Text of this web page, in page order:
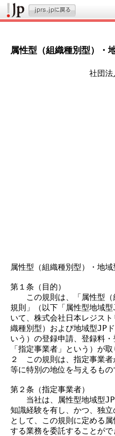
属性型（組織種別型）・
社団法人
属性型（組織種別型）・地
第１条（目的）
この規則は、「属性型（
規則」（以下「属性型地域
いて、株式会社日本レジス
織種別型）および地域型JP
いう）の登録申請、登録料
「指定事業者」という）が
２　この規則は、指定事業
等に特別の地位を与えるもの
第２条（指定事業者）
当社は、属性型地域型JP
知識経験を有し、かつ、独
として、この規則に定める
する業務を委託することがで